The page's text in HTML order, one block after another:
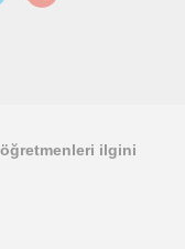
ilgini